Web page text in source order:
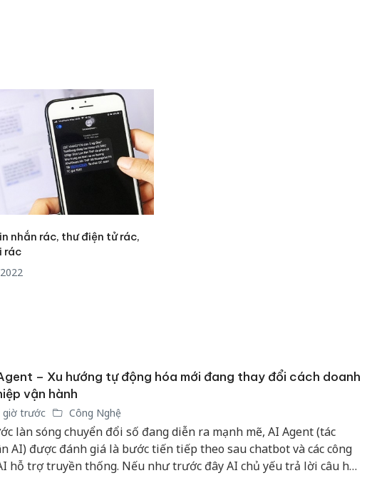
nhắn rác, thư điện tử rác,
rác
– Xu hướng tự động hóa mới đang thay đổi cách doanh
vận hành
giờ trước Công Nghệ
làn sóng chuyển đổi số đang diễn ra mạnh mẽ, AI Agent (tác
AI) được đánh giá là bước tiến tiếp theo sau chatbot và các công
hỗ trợ truyền thống. Nếu như trước đây AI chủ yếu trả lời câu hỏi